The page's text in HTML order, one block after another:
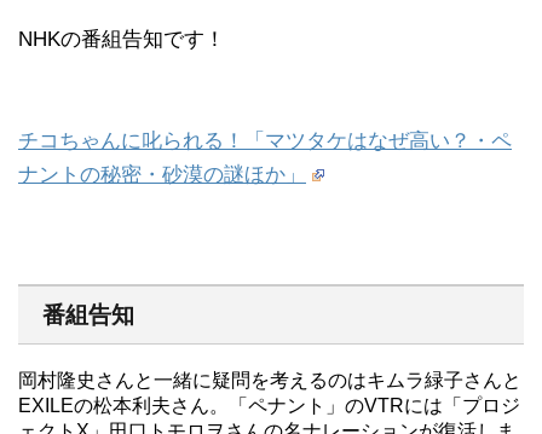
NHKの番組告知です！
チコちゃんに叱られる！「マツタケはなぜ高い？・ペ
ナントの秘密・砂漠の謎ほか」
番組告知
岡村隆史さんと一緒に疑問を考えるのはキムラ緑子さんと
EXILEの松本利夫さん。「ペナント」のVTRには「プロジ